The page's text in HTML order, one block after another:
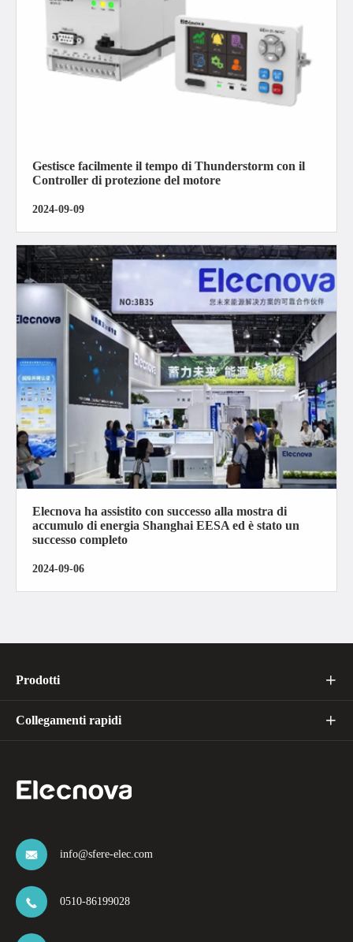
Gestisce facilmente il tempo di Thunderstorm con il
Controller di protezione del motore
2024-09-09
Elecnova ha assistito con successo alla mostra di
accumulo di energia Shanghai EESA ed è stato un
successo completo
2024-09-06
Prodotti 
Collegamenti rapidi 
 info@sfere-elec.com
 0510-86199028